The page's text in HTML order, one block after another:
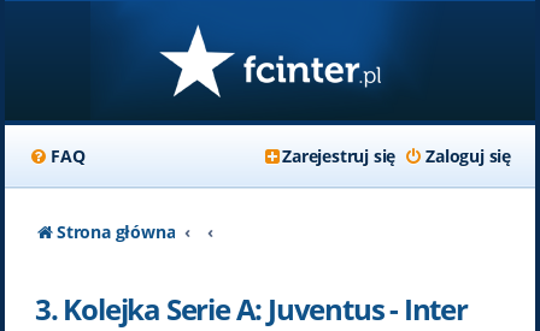
FAQ Zaloguj się
Zarejestruj się
Strona główna
3. Kolejka Serie A: Juventus - Inter